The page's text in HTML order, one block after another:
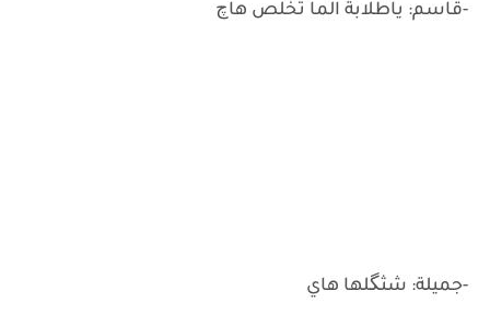
-قاسم: ياطلابة الما تخلص هاچ
-جميلة: شثگلها هاي